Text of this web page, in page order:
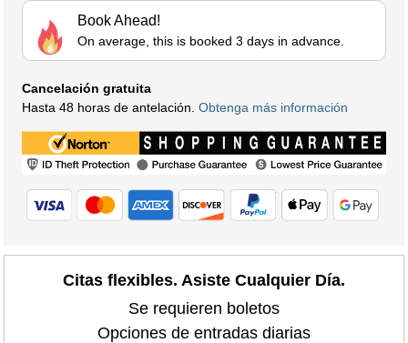
Book Ahead!
On average, this is booked 3 days in advance.
Cancelación gratuita
Hasta 48 horas de antelación. Obtenga más información
Citas flexibles. Asiste Cualquier Día.
Se requieren boletos
Opciones de entradas diarias